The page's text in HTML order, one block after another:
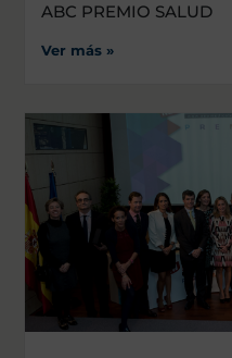
ABC PREMIO SALUD
Ver más »